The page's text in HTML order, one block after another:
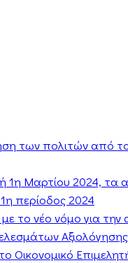
των πολιτών από
Μαρτίου 2024, τα
περίοδος 2024
το νέο νόμο για
Οικονομικό